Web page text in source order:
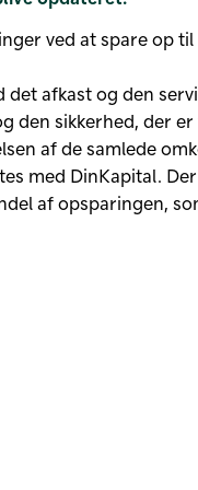
ved at spare op
afkast og den
den sikkerhed, der
af de samlede
med DinKapital.
af opsparingen,